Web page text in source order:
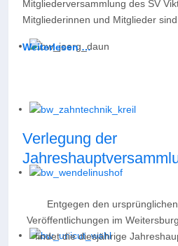
Mitgliederversammlung des SV
Mitgliederinnen und Mitglieder
Weiterlesen …
Verlegung der
Entgegen den
Veröffentlichungen im
findet die diesjährige